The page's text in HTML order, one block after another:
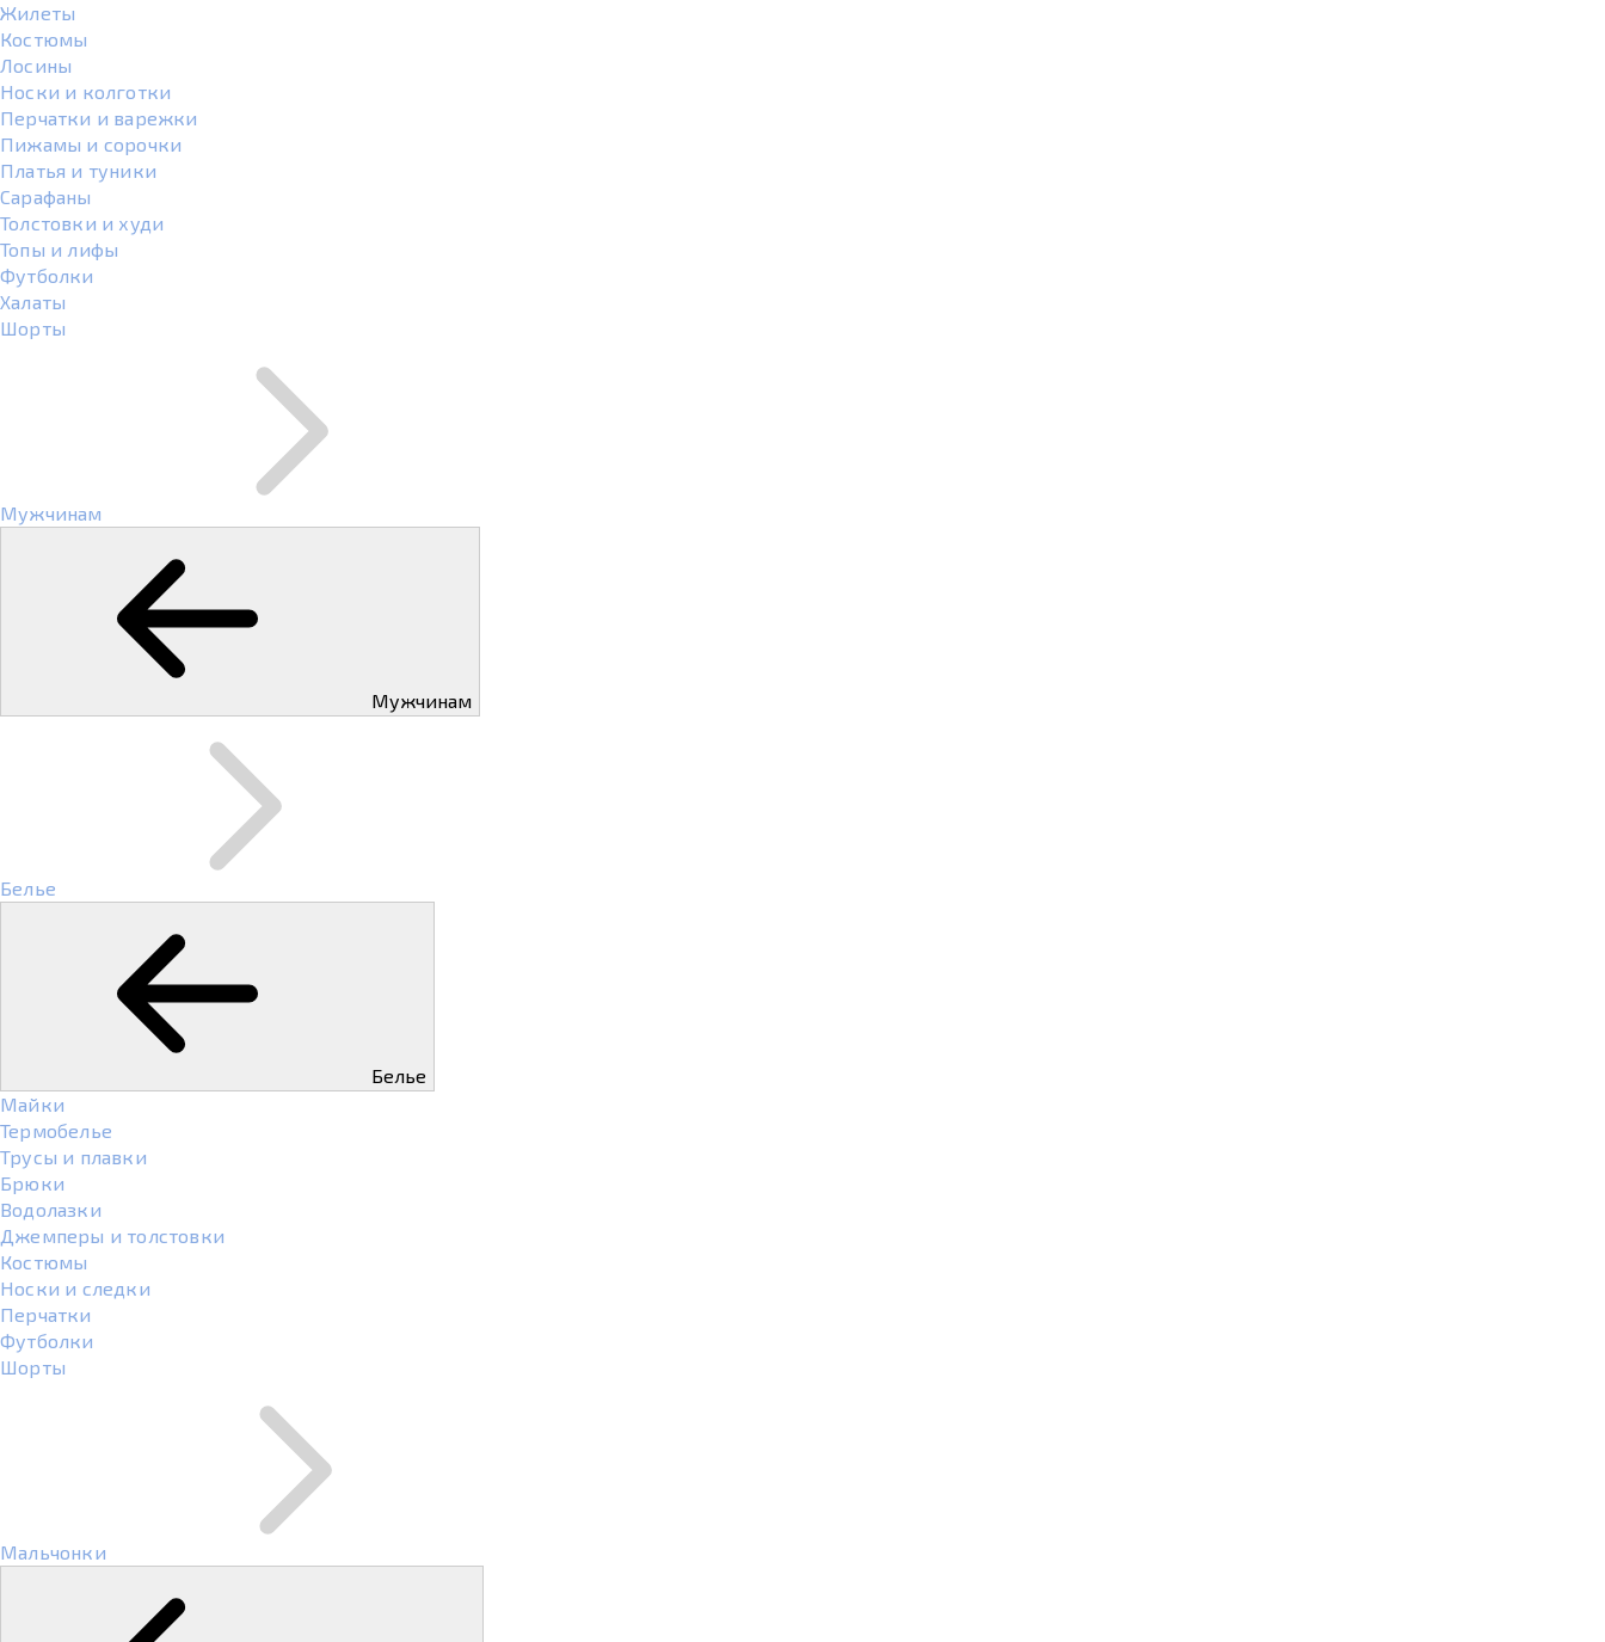
Жилеты
Костюмы
Лосины
Носки и колготки
Перчатки и варежки
Пижамы и сорочки
Платья и туники
Сарафаны
Толстовки и худи
Топы и лифы
Футболки
Халаты
Шорты
Мужчинам
Мужчинам
Белье
Белье
Майки
Термобелье
Трусы и плавки
Брюки
Водолазки
Джемперы и толстовки
Костюмы
Носки и следки
Перчатки
Футболки
Шорты
Мальчонки